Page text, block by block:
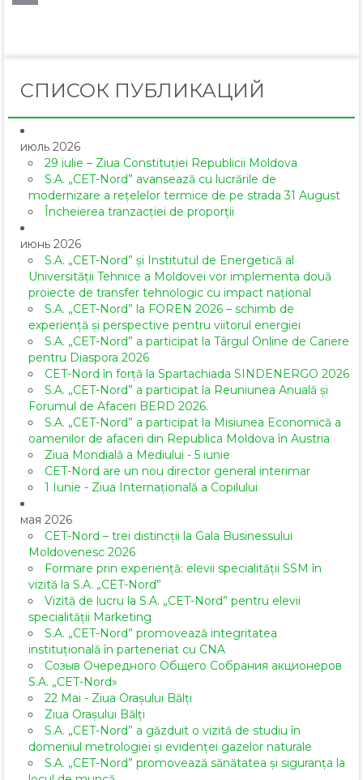
СПИСОК ПУБЛИКАЦИЙ
июль 2026
29 iulie – Ziua Constituției Republicii Moldova
S.A. „CET-Nord” avansează cu lucrările de
modernizare a rețelelor termice de pe strada 31 August
Încheierea tranzacției de proporții
июнь 2026
S.A. „CET-Nord” și Institutul de Energetică al
Universității Tehnice a Moldovei vor implementa două
proiecte de transfer tehnologic cu impact național
S.A. „CET-Nord” la FOREN 2026 – schimb de
experiență și perspective pentru viitorul energiei
S.A. „CET-Nord” a participat la Târgul Online de Cariere
pentru Diaspora 2026
CET-Nord în forță la Spartachiada SINDENERGO 2026
S.A. „CET-Nord” a participat la Reuniunea Anuală și
Forumul de Afaceri BERD 2026.
S.A. „CET-Nord” a participat la Misiunea Economică a
oamenilor de afaceri din Republica Moldova în Austria
Ziua Mondială a Mediului - 5 iunie
CET-Nord are un nou director general interimar
1 Iunie - Ziua Internațională a Copilului
мая 2026
CET-Nord – trei distincții la Gala Businessului
Moldovenesc 2026
Formare prin experiență: elevii specialității SSM în
vizită la S.A. „CET-Nord”
Vizită de lucru la S.A. „CET-Nord” pentru elevii
specialității Marketing
S.A. „CET-Nord” promovează integritatea
instituțională în parteneriat cu CNA
Созыв Очередного Общего Собрания акционеров
S.A. „CET-Nord»
22 Mai - Ziua Orașului Bălți
Ziua Orașului Bălți
S.A. „CET-Nord” a găzduit o vizită de studiu în
domeniul metrologiei și evidenței gazelor naturale
S.A. „CET-Nord” promovează sănătatea și siguranța la